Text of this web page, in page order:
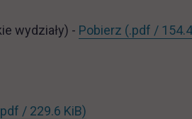
wydziały) - Pobierz (.pdf /
/ 229.6 KiB)